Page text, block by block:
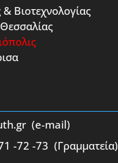
Βιοτεχνολογίας
(e-mail)
-72 -73 (Γραμματεία)